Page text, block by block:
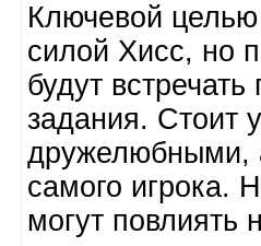
Ключевой целью
силой Xиcc, но
будут
задания. Стоит
дружелюбными,
самого игрока.
могут повлиять